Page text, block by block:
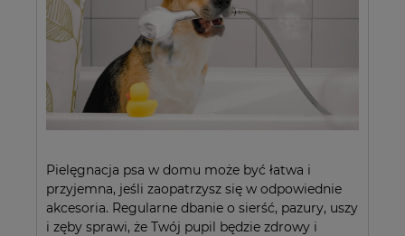
Pielęgnacja psa w domu może być łatwa i
przyjemna, jeśli zaopatrzysz się w odpowiednie
akcesoria. Regularne dbanie o sierść, pazury, uszy
i zęby sprawi, że Twój pupil będzie zdrowy i